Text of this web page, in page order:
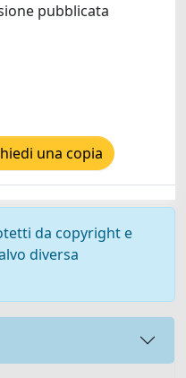
pubblicata
una copia
da copyright e
diversa